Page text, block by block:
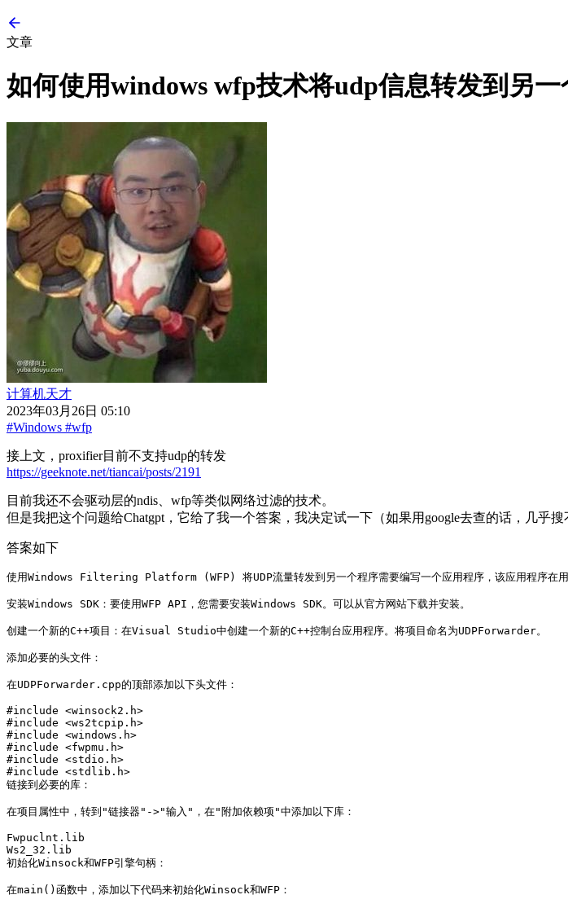
文章
如何使用windows wfp技术将udp信息转发到另一
计算机天才
2023年03月26日 05:10
#Windows #wfp
接上文，proxifier目前不支持udp的转发
https://geeknote.net/tiancai/posts/2191
目前我还不会驱动层的ndis、wfp等类似网络过滤的技术。
但是我把这个问题给Chatgpt，它给了我一个答案，我决定试一下（如果用google去查的话，几乎
答案如下
使用Windows Filtering Platform (WFP) 将UDP流量转发到另一个程序需要编写一个应用程序，该应用程序在用户
安装Windows SDK：要使用WFP API，您需要安装Windows SDK。可以从官方网站下载并安装。
创建一个新的C++项目：在Visual Studio中创建一个新的C++控制台应用程序。将项目命名为UDPForwarder。
添加必要的头文件：
在UDPForwarder.cpp的顶部添加以下头文件：
#include <winsock2.h>
#include <ws2tcpip.h>
#include <windows.h>
#include <fwpmu.h>
#include <stdio.h>
#include <stdlib.h>
链接到必要的库：
在项目属性中，转到"链接器"->"输入"，在"附加依赖项"中添加以下库：
Fwpuclnt.lib
Ws2_32.lib
初始化Winsock和WFP引擎句柄：
在main()函数中，添加以下代码来初始化Winsock和WFP：